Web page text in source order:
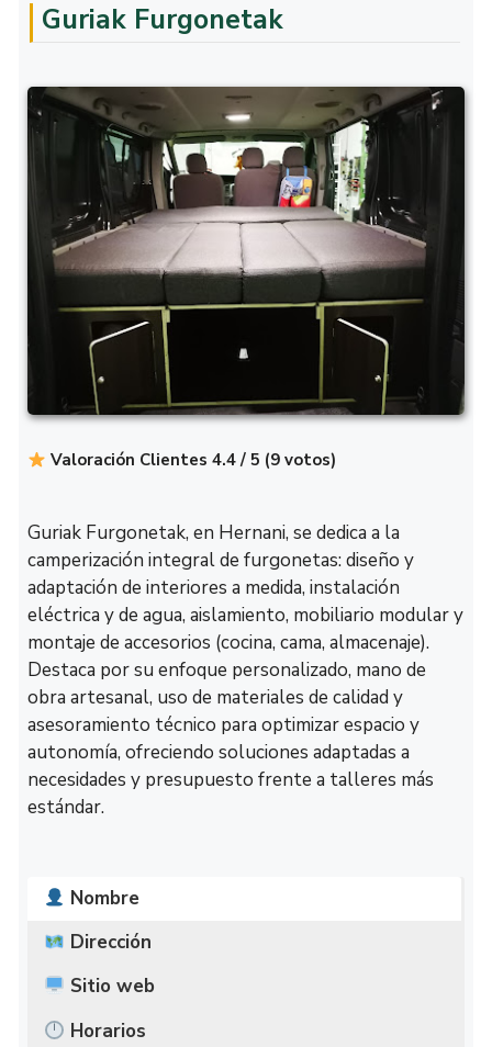
Guriak Furgonetak
Valoración Clientes 4.4 / 5 (9 votos)
Guriak Furgonetak, en Hernani, se dedica a la
camperización integral de furgonetas: diseño y
adaptación de interiores a medida, instalación
eléctrica y de agua, aislamiento, mobiliario modular y
montaje de accesorios (cocina, cama, almacenaje).
Destaca por su enfoque personalizado, mano de
obra artesanal, uso de materiales de calidad y
asesoramiento técnico para optimizar espacio y
autonomía, ofreciendo soluciones adaptadas a
necesidades y presupuesto frente a talleres más
estándar.
Nombre
Dirección
Sitio web
Horarios